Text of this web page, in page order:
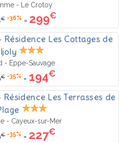
- Le Crotoy
€ -36% = 299€
Les Cottages de
- Eppe-Sauvage
€ -35% = 194€
Les Terrasses de
- Cayeux-sur-Mer
€ -35% = 227€